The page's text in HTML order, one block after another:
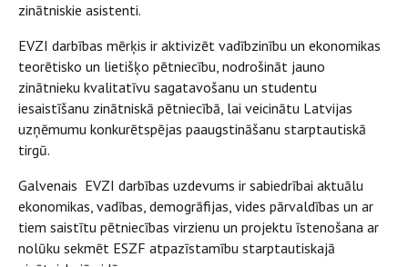
zinātniskie asistenti.
EVZI darbības mērķis ir aktivizēt vadībzinību un ekonomikas
teorētisko un lietišķo pētniecību, nodrošināt jauno
zinātnieku kvalitatīvu sagatavošanu un studentu
iesaistīšanu zinātniskā pētniecībā, lai veicinātu Latvijas
uzņēmumu konkurētspējas paaugstināšanu starptautiskā
tirgū.
Galvenais EVZI darbības uzdevums ir sabiedrībai aktuālu
ekonomikas, vadības, demogrāfijas, vides pārvaldības un ar
tiem saistītu pētniecības virzienu un projektu īstenošana ar
nolūku sekmēt ESZF atpazīstamību starptautiskajā